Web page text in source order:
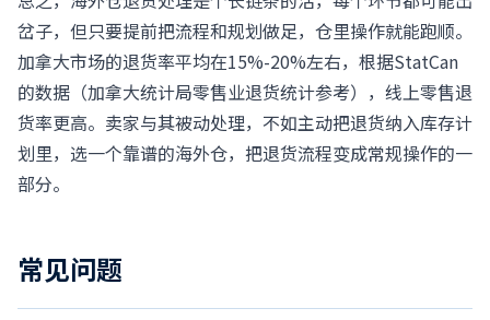
岔子，但只要提前把流程和规划做足，仓里操作就能跑顺。
加拿大市场的退货率平均在15%-20%左右，根据StatCan
的数据 （加拿大统计局零售业退货统计参考） ，线上零售退
货率更高。卖家与其被动处理，不如主动把退货纳入库存计
划里，选一个靠谱的海外仓，把退货流程变成常规操作的一
部分。
常见问题